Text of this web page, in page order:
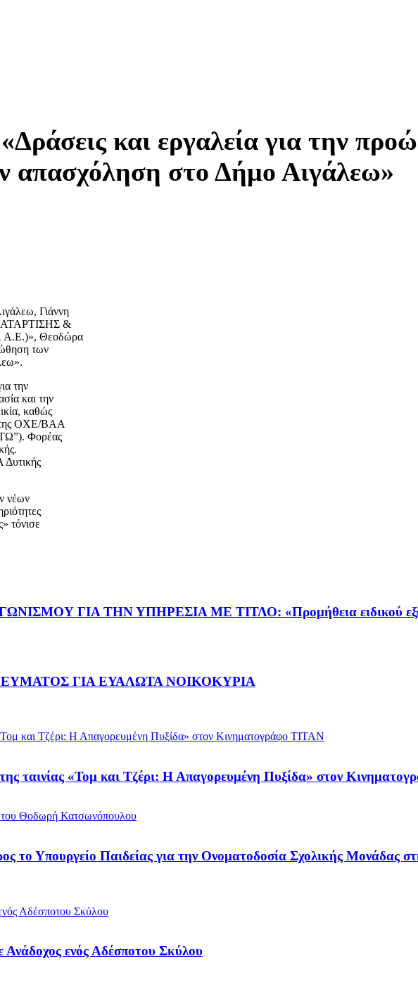
και εργαλεία για την
απασχόληση στο Δήμο Αιγάλεω»
Γιάννη
&
Θεοδώρα
των
την
και την
καθώς
της ΟΧΕ/ΒΑΑ
Φορέας
Δυτικής
νέων
τόνισε
ΓΙΑ ΤΗΝ ΥΠΗΡΕΣΙΑ ΜΕ ΤΙΤΛΟ: «Προμήθεια ειδικού
ΓΙΑ ΕΥΑΛΩΤΑ ΝΟΙΚΟΚΥΡΙΑ
ταινίας «Τομ και Τζέρι: Η Απαγορευμένη Πυξίδα» στον
το Υπουργείο Παιδείας για την Ονοματοδοσία Σχολικής Μονάδας
ενός Αδέσποτου Σκύλου